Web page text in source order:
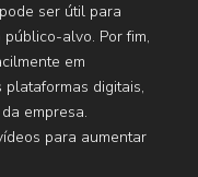
ser útil para
alvo. Por fim,
em
digitais,
empresa.
para aumentar